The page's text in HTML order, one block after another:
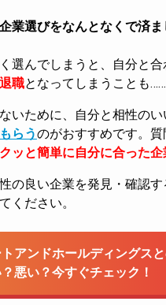
企業選びをなんとなくで済
選んでしまうと、自分と合
職となってしまうことも……
いために、自分と相性のい
らうのがおすすめです。
ッと簡単に自分に合った
の良い企業を発見・確認
ください。
アンドホールディングス
悪い？今すぐチェック！